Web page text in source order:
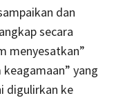
dan
secara
menyesatkan”
yang
digulirkan ke